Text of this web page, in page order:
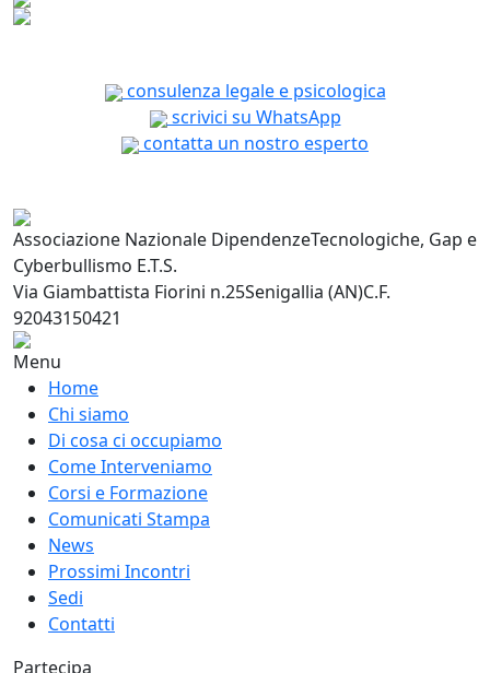
consulenza legale e psicologica
scrivici su WhatsApp
contatta un nostro esperto
Associazione Nazionale DipendenzeTecnologiche, Gap e
Cyberbullismo E.T.S.
Via Giambattista Fiorini n.25Senigallia (AN)C.F.
92043150421
Menu
Home
Chi siamo
Di cosa ci occupiamo
Come Interveniamo
Corsi e Formazione
Comunicati Stampa
News
Prossimi Incontri
Sedi
Contatti
Partecipa